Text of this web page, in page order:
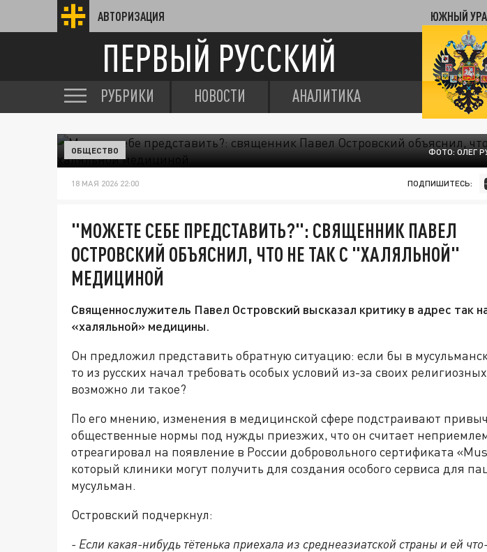
АВТОРИЗАЦИЯ ЮЖНЫЙ
ПЕРВЫЙ РУССКИЙ
РУБРИКИ НОВОСТИ АНАЛИТИКА
ФОТО: ОЛЕГ
ОБЩЕСТВО
18 МАЯ 2026 22:00 ПОДПИШИТЕСЬ:
"МОЖЕТЕ СЕБЕ ПРЕДСТАВИТЬ?": СВЯЩЕННИК ПАВЕЛ
ОСТРОВСКИЙ ОБЪЯСНИЛ, ЧТО НЕ ТАК С "ХАЛЯЛЬНОЙ"
МЕДИЦИНОЙ
Священнослужитель Павел Островский высказал критику в адрес так
«халяльной» медицины.
Он предложил представить обратную ситуацию: если бы в
то из русских начал требовать особых условий из-за своих
возможно ли такое?
По его мнению, изменения в медицинской сфере подстраивают
общественные нормы под нужды приезжих, что он считает
отреагировал на появление в России добровольного сертификата
который клиники могут получить для создания особого сервиса для
мусульман.
Островский подчеркнул:
- Если какая-нибудь тётенька приехала из среднеазиатской страны и ей